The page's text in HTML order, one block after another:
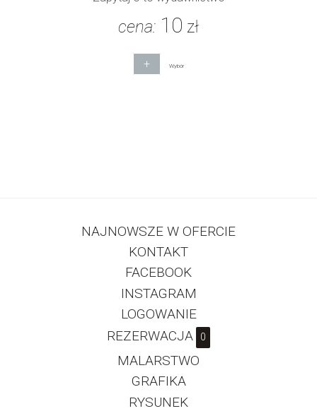
cena: 10 zł
+ Wybór
NAJNOWSZE W OFERCIE
KONTAKT
FACEBOOK
INSTAGRAM
LOGOWANIE
REZERWACJA
0
MALARSTWO
GRAFIKA
RYSUNEK